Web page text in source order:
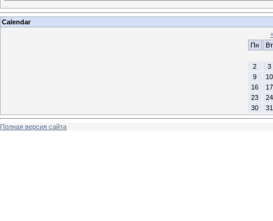
Calendar
Пн
Вт
2
3
9
10
16
17
23
24
30
31
Полная версия сайта